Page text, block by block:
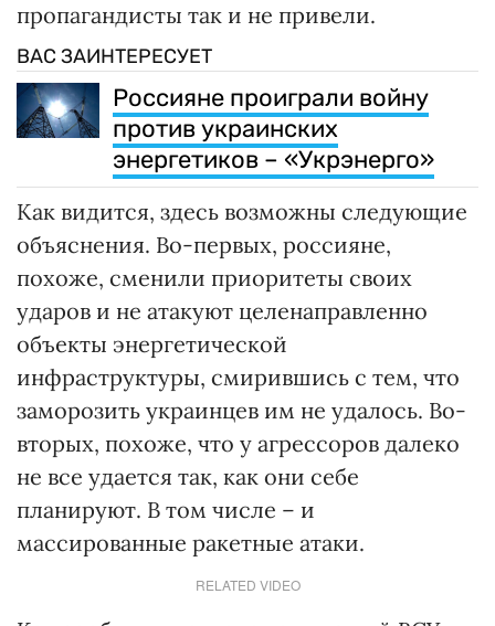
пропагандисты так и не привели.
ВАС ЗАИНТЕРЕСУЕТ
Россияне проиграли войну
против украинских
энергетиков – «Укрэнерго»
Как видится, здесь возможны следующие
объяснения. Во-первых, россияне,
похоже, сменили приоритеты своих
ударов и не атакуют целенаправленно
объекты энергетической
инфраструктуры, смирившись с тем, что
заморозить украинцев им не удалось. Во-
вторых, похоже, что у агрессоров далеко
не все удается так, как они себе
планируют. В том числе – и
массированные ракетные атаки.
RELATED VIDEO